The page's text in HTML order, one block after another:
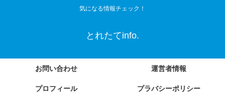
気になる情報チェック！
とれたてinfo.
お問い合わせ 運営者情報
プロフィール プラバシーポリシー